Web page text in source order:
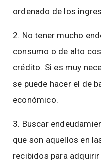
ordenado de los
2. No tener mucho
consumo o de alto
crédito. Si es muy
se puede hacer el de
económico.
3. Buscar
que son aquellos en
recibidos para